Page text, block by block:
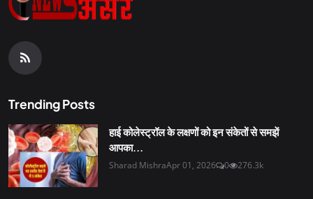
Trending Posts
हाई कोलेस्ट्रॉल के लक्षणों को इन संकेतों से समझें
आपका...
Sharad MishraApr 01, 2026 0 276.3k